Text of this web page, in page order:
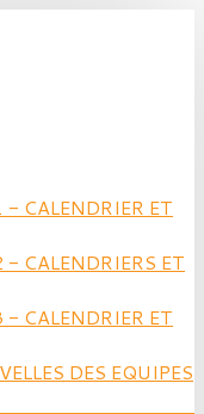
CALENDRIER ET
CALENDRIERS ET
CALENDRIER ET
DES EQUIPES